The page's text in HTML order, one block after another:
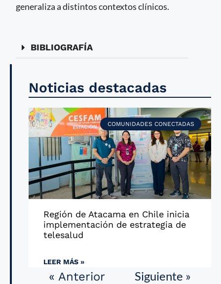
generaliza a distintos contextos clínicos.
BIBLIOGRAFÍA
Noticias destacadas
COMUNIDADES CONECTADAS
Región de Atacama en Chile inicia
implementación de estrategia de
telesalud
LEER MÁS »
« Anterior Siguiente »